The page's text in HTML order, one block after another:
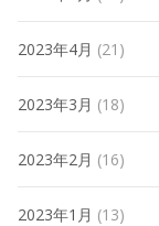
2023年4月 (21)
2023年3月 (18)
2023年2月 (16)
2023年1月 (13)